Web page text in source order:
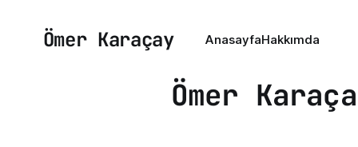
Ömer Karaçay AnasayfaHakkımda
Ömer